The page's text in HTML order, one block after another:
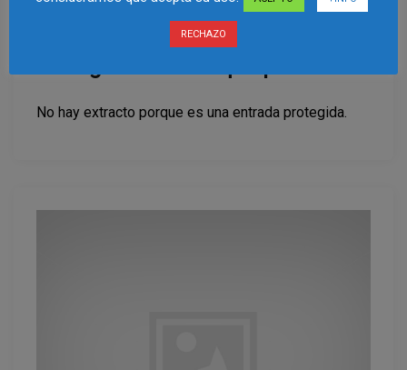
No hay extracto porque es una entrada protegida.
RECHAZO